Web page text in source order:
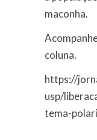
maconha.
coluna.
https://
usp/
tema-